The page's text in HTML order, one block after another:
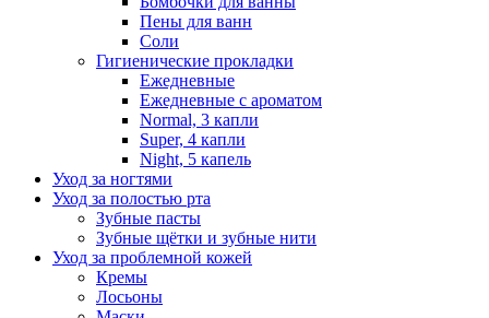
Пены для ванн
Соли
Гигиенические прокладки
Ежедневные
Ежедневные с ароматом
Normal, 3 капли
Super, 4 капли
Night, 5 капель
Уход за ногтями
Уход за полостью рта
Зубные пасты
Зубные щётки и зубные нити
Уход за проблемной кожей
Кремы
Лосьоны